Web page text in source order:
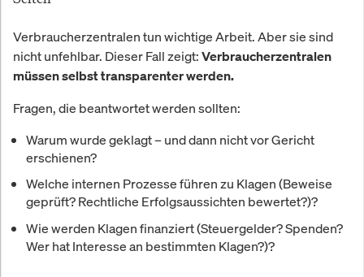
Verbraucherzentralen tun wichtige Arbeit. Aber sie sind
nicht unfehlbar. Dieser Fall zeigt: Verbraucherzentralen
müssen selbst transparenter werden.
Fragen, die beantwortet werden sollten:
Warum wurde geklagt – und dann nicht vor Gericht
erschienen?
Welche internen Prozesse führen zu Klagen (Beweise
geprüft? Rechtliche Erfolgsaussichten bewertet?)?
Wie werden Klagen finanziert (Steuergelder? Spenden?
Wer hat Interesse an bestimmten Klagen?)?